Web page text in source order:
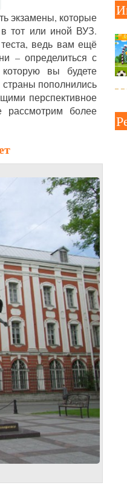
экзамены, которые
в тот или иной ВУЗ.
ведь вам ещё
– определиться с
вы будете
страны пополнились
перспективное
рассмотрим более